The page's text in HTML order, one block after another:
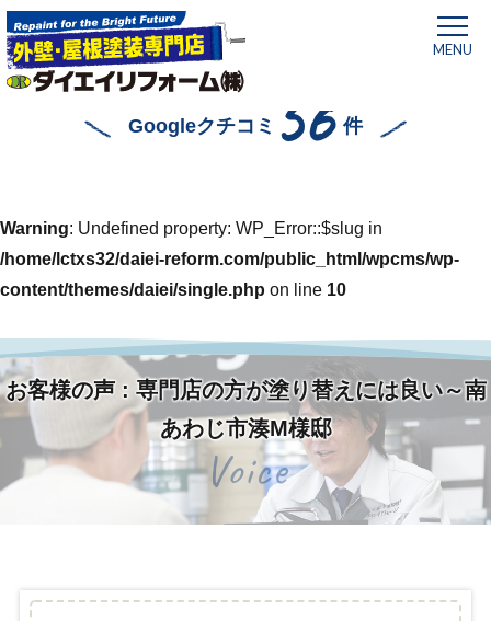
MENU
Googleクチコミ 56 件
ホーム 専門店の方が塗り替えには良い～南あわじ市湊M様邸
Warning: Undefined property: WP_Error::$slug in
/home/lctxs32/daiei-reform.com/public_html/wpcms/wp-
content/themes/daiei/single.php on line 10
お客様の声 : 専門店の方が塗り替えには良い～南
あわじ市湊M様邸
Voice